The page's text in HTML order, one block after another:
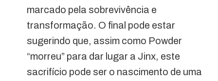
marcado pela sobrevivência e
transformação. O final pode estar
sugerindo que, assim como Powder
“morreu” para dar lugar a Jinx, este
sacrifício pode ser o nascimento de uma